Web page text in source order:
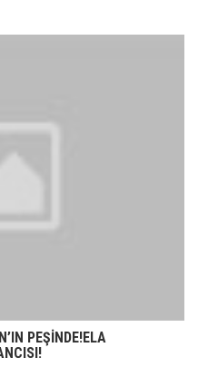
PEŞİNDE!ELA